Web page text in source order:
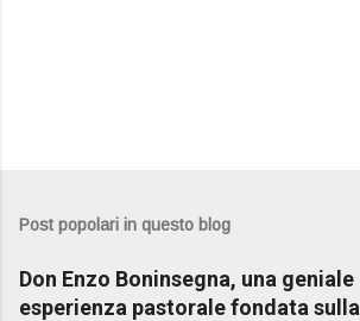
Post popolari in questo blog
Don Enzo Boninsegna, una geniale
esperienza pastorale fondata sulla